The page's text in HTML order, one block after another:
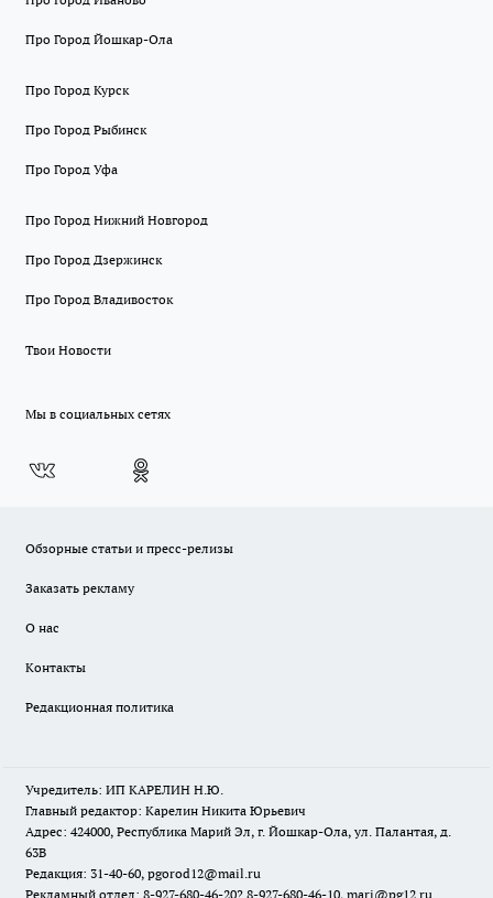
Про Город Йошкар-Ола
Про Город Курск
Про Город Рыбинск
Про Город Уфа
Про Город Нижний Новгород
Про Город Дзержинск
Про Город Владивосток
Твои Новости
Мы в социальных сетях
Обзорные статьи и пресс-релизы
Заказать рекламу
О нас
Контакты
Редакционная политика
Учредитель: ИП КАРЕЛИН Н.Ю.
Главный редактор: Карелин Никита Юрьевич
Адрес: 424000, Республика Марий Эл, г. Йошкар-Ола, ул. Палантая, д.
63В
Редакция: 31-40-60, pgorod12@mail.ru
Рекламный отдел: 8-927-680-46-20? 8-927-680-46-10, mari@pg12.ru